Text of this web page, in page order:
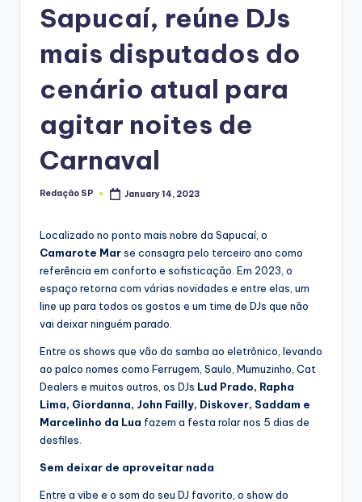
Sapucaí, reúne DJs
mais disputados do
cenário atual para
agitar noites de
Carnaval
Posted
Redação SP January 14, 2023
Localizado no ponto mais nobre da Sapucaí, o
Camarote Marse consagra pelo terceiro ano como
referência em conforto e sofisticação. Em 2023, o
espaço retorna com várias novidades e entre elas, um
line up para todos os gostos e um time de DJs que não
vai deixar ninguém parado.
Entre os shows que vão do samba ao eletrônico, levando
ao palco nomes como Ferrugem, Saulo, Mumuzinho, Cat
Dealers e muitos outros, os DJs Lud Prado, Rapha
Lima, Giordanna, John Failly, Diskover, Saddam e
Marcelinho da Lua fazem a festa rolar nos 5 dias de
desfiles.
Sem deixar de aproveitar nada
Entre a vibe e o som do seu DJ favorito, o show do